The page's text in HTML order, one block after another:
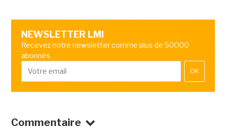
NEWSLETTER LMI
Recevez notre newsletter comme plus de 50000
abonnés
OK
Commentaire